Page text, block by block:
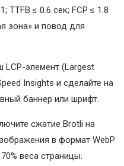
TTFB ≤ 0.6 сек; FCP ≤ 1.8
зона» и повод для
LCP-элемент (Largest
Insights и сделайте на
баннер или шрифт.
сжатие Brotli на
в формат WebP
веса страницы.